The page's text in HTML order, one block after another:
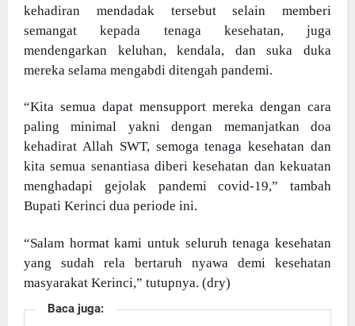
kehadiran mendadak tersebut selain memberi
semangat kepada tenaga kesehatan, juga
mendengarkan keluhan, kendala, dan suka duka
mereka selama mengabdi ditengah pandemi.
“Kita semua dapat mensupport mereka dengan cara
paling minimal yakni dengan memanjatkan doa
kehadirat Allah SWT, semoga tenaga kesehatan dan
kita semua senantiasa diberi kesehatan dan kekuatan
menghadapi gejolak pandemi covid-19,” tambah
Bupati Kerinci dua periode ini.
“Salam hormat kami untuk seluruh tenaga kesehatan
yang sudah rela bertaruh nyawa demi kesehatan
masyarakat Kerinci,” tutupnya. (dry)
Baca juga: